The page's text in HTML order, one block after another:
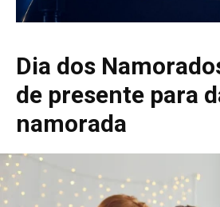
Dia dos
de presente para
namorada